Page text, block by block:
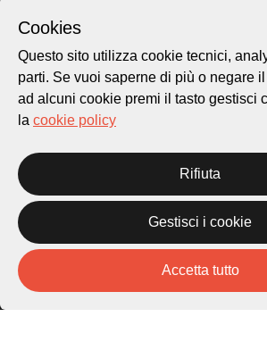
t. +41 58 866 68 50
Sito istituzionale:
lugano.ch
Privacy Policy
Credits
Homepage
Temi
Novità
Progetti
Cookies
Questo sito utilizza cookie tecnici,
parti. Se vuoi saperne di più o negare
ad alcuni cookie premi il tasto gestisci
la cookie policy
Rifiuta
Gestisci i cookie
Accetta tutto